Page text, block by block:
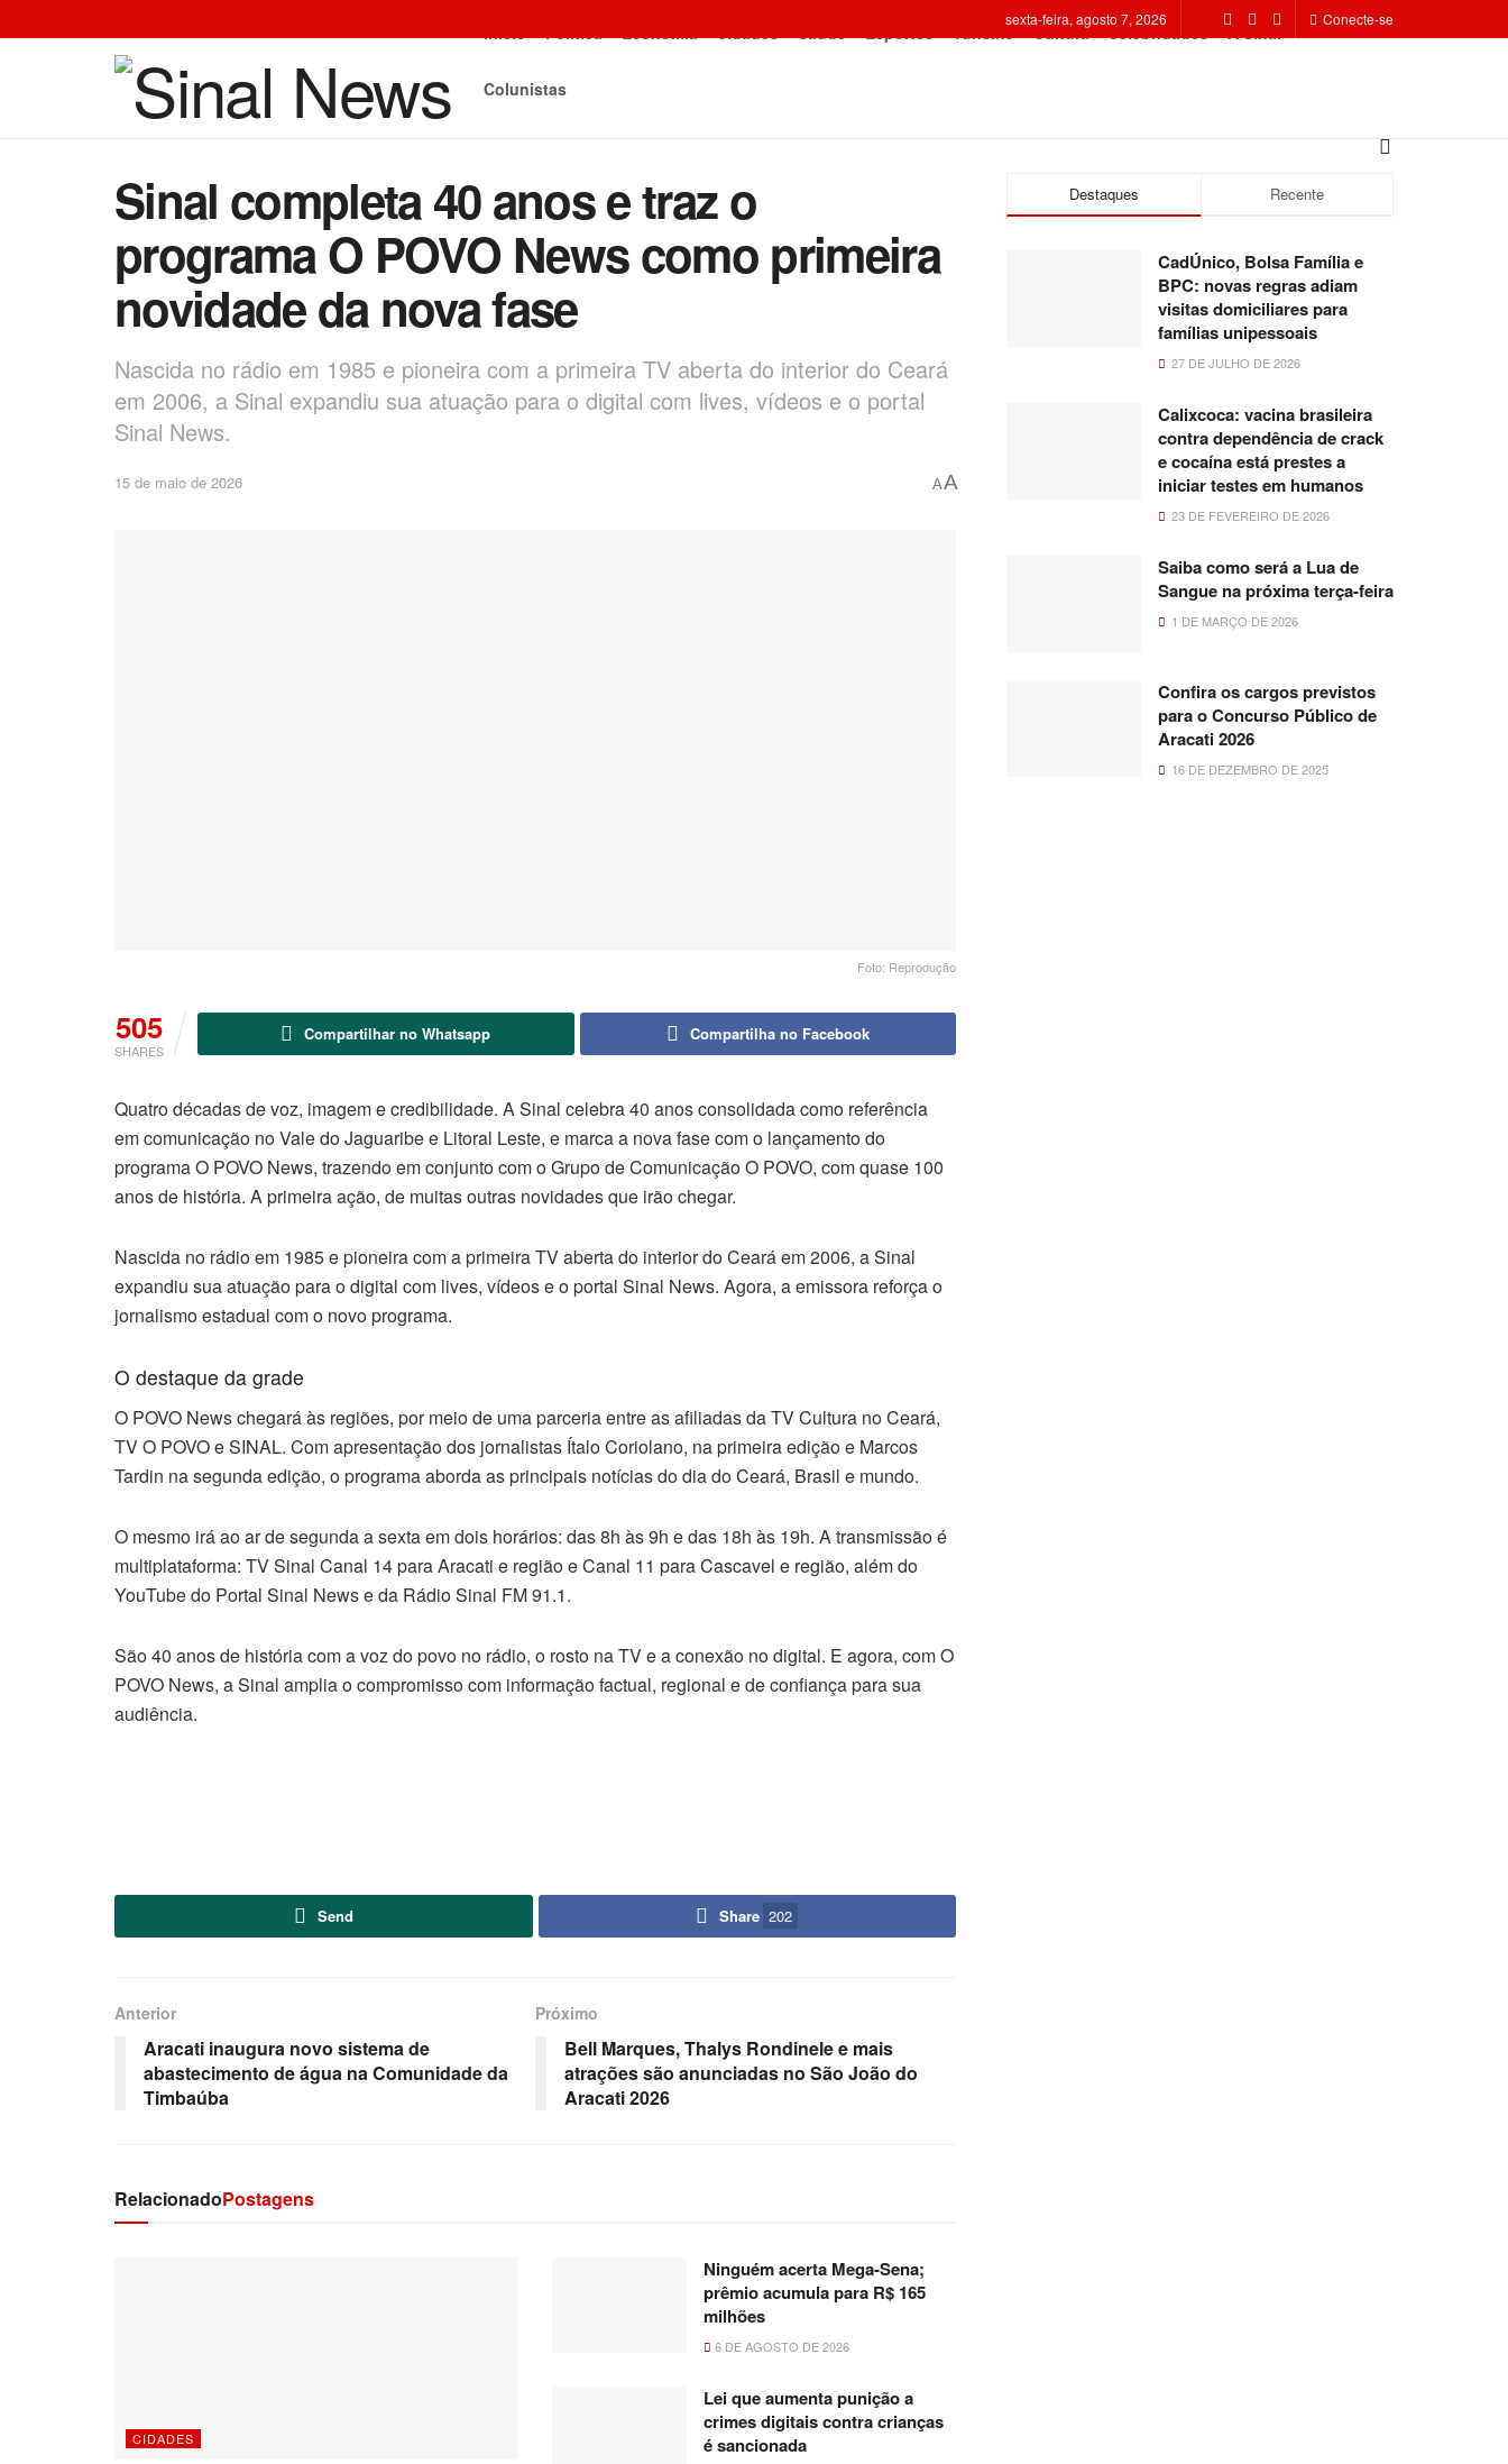
sexta-feira, agosto 7, 2026 Conecte-se
Turismo Cultura Celebridades A Sinal
Colunistas
Sinal completa 40 anos e traz o
programa O POVO News como primeira
novidade da nova fase
Nascida no rádio em 1985 e pioneira com a primeira TV aberta do interior do Ceará
em 2006, a Sinal expandiu sua atuação para o digital com lives, vídeos e o portal
Sinal News.
15 de maio de 2026 AA
Foto: Reprodução
505
SHARES
Compartilhar no Whatsapp Compartilha no Facebook
Quatro décadas de voz, imagem e credibilidade. A Sinal celebra 40 anos consolidada como referência
em comunicação no Vale do Jaguaribe e Litoral Leste, e marca a nova fase com o lançamento do
programa O POVO News, trazendo em conjunto com o Grupo de Comunicação O POVO, com quase 100
anos de história. A primeira ação, de muitas outras novidades que irão chegar.
Nascida no rádio em 1985 e pioneira com a primeira TV aberta do interior do Ceará em 2006, a Sinal
expandiu sua atuação para o digital com lives, vídeos e o portal Sinal News. Agora, a emissora reforça o
jornalismo estadual com o novo programa.
O destaque da grade
O POVO News chegará às regiões, por meio de uma parceria entre as afiliadas da TV Cultura no Ceará,
TV O POVO e SINAL. Com apresentação dos jornalistas Ítalo Coriolano, na primeira edição e Marcos
Tardin na segunda edição, o programa aborda as principais notícias do dia do Ceará, Brasil e mundo.
O mesmo irá ao ar de segunda a sexta em dois horários: das 8h às 9h e das 18h às 19h. A transmissão é
multiplataforma: TV Sinal Canal 14 para Aracati e região e Canal 11 para Cascavel e região, além do
YouTube do Portal Sinal News e da Rádio Sinal FM 91.1.
São 40 anos de história com a voz do povo no rádio, o rosto na TV e a conexão no digital. E agora, com O
POVO News, a Sinal amplia o compromisso com informação factual, regional e de confiança para sua
audiência.
Send Share 202
Anterior
Aracati inaugura novo sistema de
abastecimento de água na Comunidade da
Timbaúba
Próximo
Bell Marques, Thalys Rondinele e mais
atrações são anunciadas no São João do
Aracati 2026
RelacionadoPostagens
CIDADES
Ninguém acerta Mega-Sena;
prêmio acumula para R$ 165
milhões
6 DE AGOSTO DE 2026
Lei que aumenta punição a
crimes digitais contra crianças
é sancionada
Destaques Recente
CadÚnico, Bolsa Família e
BPC: novas regras adiam
visitas domiciliares para
famílias unipessoais
27 DE JULHO DE 2026
Calixcoca: vacina brasileira
contra dependência de crack
e cocaína está prestes a
iniciar testes em humanos
23 DE FEVEREIRO DE 2026
Saiba como será a Lua de
Sangue na próxima terça-feira
1 DE MARÇO DE 2026
Confira os cargos previstos
para o Concurso Público de
Aracati 2026
16 DE DEZEMBRO DE 2025